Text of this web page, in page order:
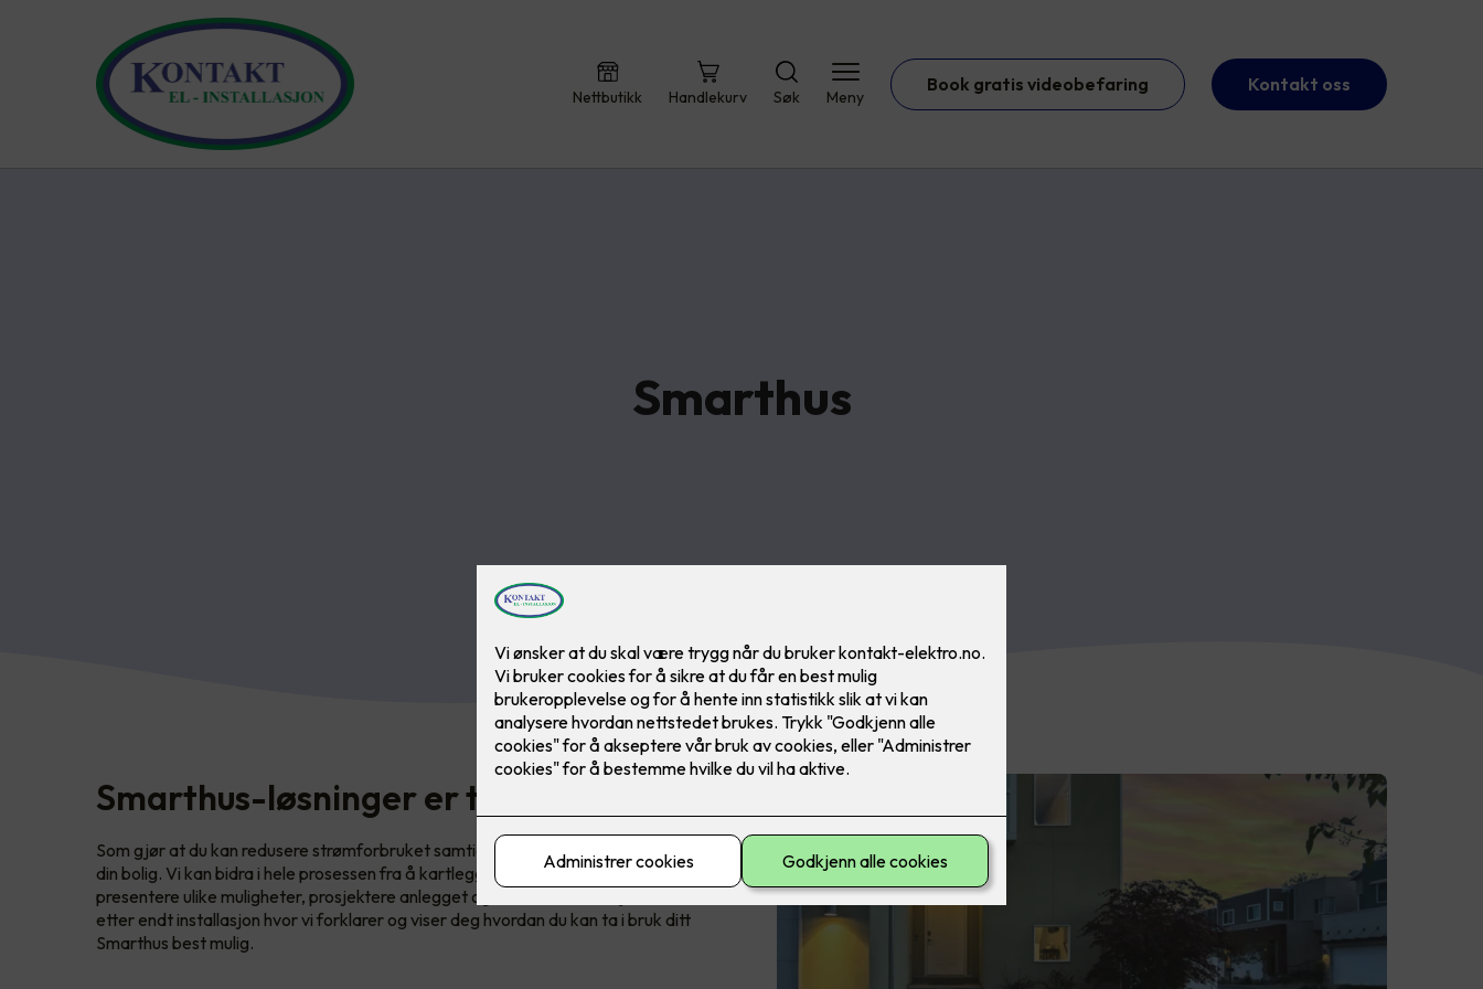
Nettbutikk Handlekurv Søk Meny
Book gratis videobefaring Kontakt oss
Smarthus
Smarthus-løsninger er teknologi
Som gjør at du kan redusere strømforbruket samtidig som du øker komforten i
din bolig. Vi kan bidra i hele prosessen fra å kartlegge dine behov og ønsker,
presentere ulike muligheter, prosjektere anlegget og å starte installasjonen, til
etter endt installasjon hvor vi forklarer og viser deg hvordan du kan ta i bruk ditt
Smarthus best mulig.